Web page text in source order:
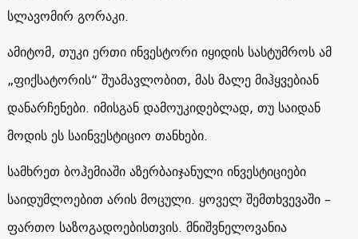
სლავომირ გორაკი.
ამიტომ, თუკი ერთი ინვესტორი იყიდის სასტუმროს ამ
„ფიქსატორის“ შუამავლობით, მას მალე მიჰყვებიან
დანარჩენები. იმისგან დამოუკიდებლად, თუ საიდან
მოდის ეს საინვესტიციო თანხები.
სამხრეთ ბოჰემიაში აზერბაიჯანული ინვესტიციები
საიდუმლოებით არის მოცული. ყოველ შემთხვევაში –
ფართო საზოგადოებისთვის. მნიშვნელოვანია